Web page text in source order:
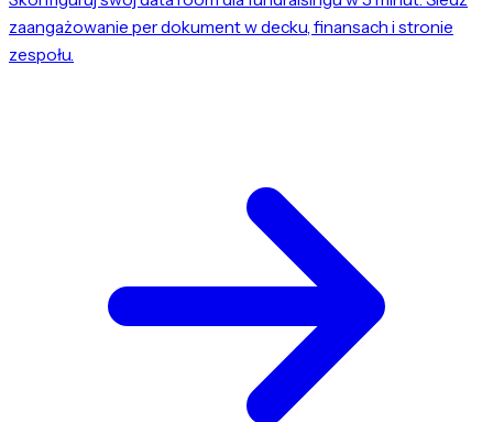
zaangażowanie per dokument w decku, finansach i stronie
zespołu.